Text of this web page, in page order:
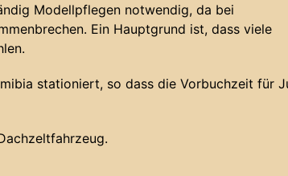
Modellpflegen notwendig, da bei
Ein Hauptgrund ist, dass viele
stationiert, so dass die Vorbuchzeit für